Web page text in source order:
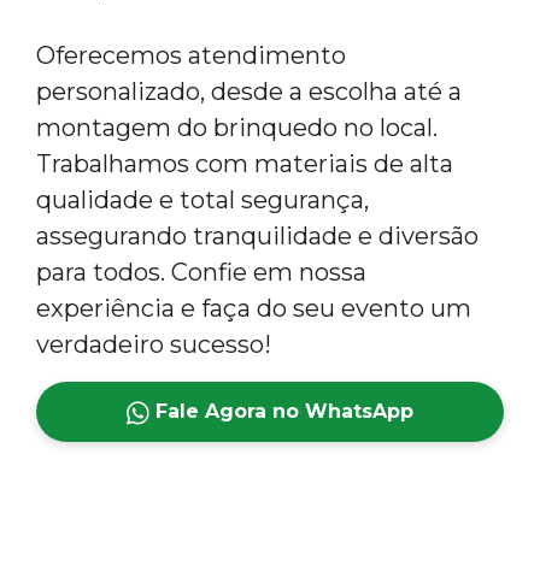
Oferecemos atendimento
personalizado, desde a escolha até a
montagem do brinquedo no local.
Trabalhamos com materiais de alta
qualidade e total segurança,
assegurando tranquilidade e diversão
para todos. Confie em nossa
experiência e faça do seu evento um
verdadeiro sucesso!
Fale Agora no WhatsApp